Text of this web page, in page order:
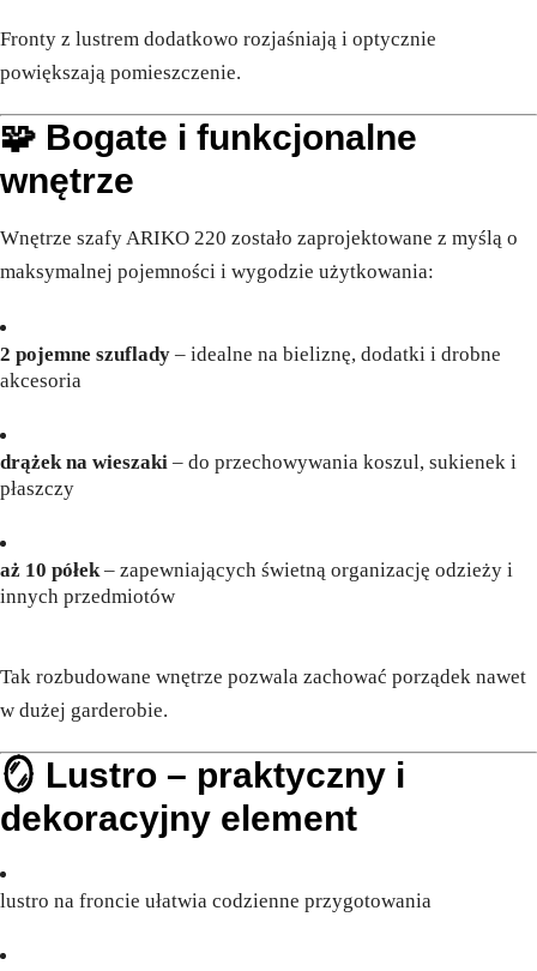
Fronty z lustrem dodatkowo rozjaśniają i optycznie
powiększają pomieszczenie.
🧩 Bogate i funkcjonalne
wnętrze
Wnętrze szafy ARIKO 220 zostało zaprojektowane z myślą o
maksymalnej pojemności i wygodzie użytkowania:
2 pojemne szuflady – idealne na bieliznę, dodatki i drobne
akcesoria
drążek na wieszaki – do przechowywania koszul, sukienek i
płaszczy
aż 10 półek– zapewniających świetną organizację odzieży i
innych przedmiotów
Tak rozbudowane wnętrze pozwala zachować porządek nawet
w dużej garderobie.
🪞 Lustro – praktyczny i
dekoracyjny element
lustro na froncie ułatwia codzienne przygotowania